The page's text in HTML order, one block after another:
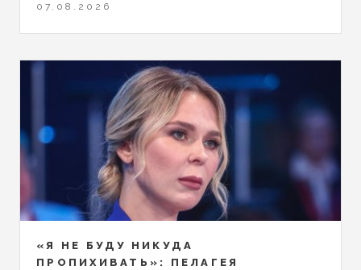
07.08.2026
«Я НЕ БУДУ НИКУДА
ПРОПИХИВАТЬ»: ПЕЛАГЕЯ